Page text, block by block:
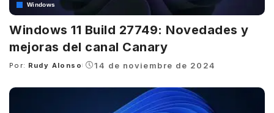
Windows
Windows 11 Build 27749: Novedades y
mejoras del canal Canary
Posted
Por: Rudy Alonso 14 de noviembre de 2024